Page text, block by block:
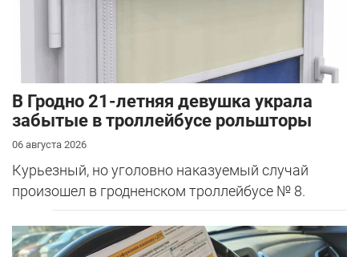
В Гродно 21-летняя девушка украла
забытые в троллейбусе рольшторы
06 августа 2026
Курьезный, но уголовно наказуемый случай
произошел в гродненском троллейбусе № 8.